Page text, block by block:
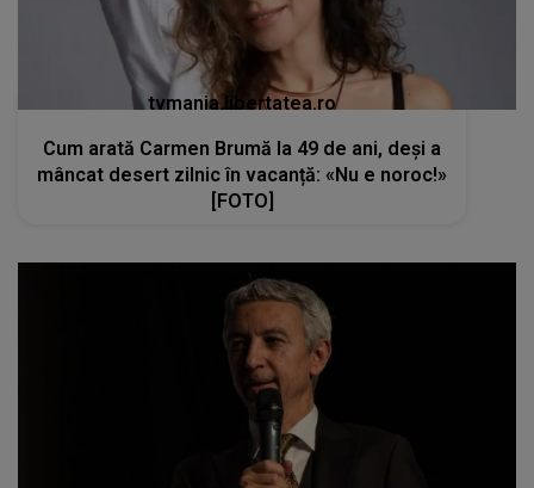
tvmania.libertatea.ro
Cum arată Carmen Brumă la 49 de ani, deși a
mâncat desert zilnic în vacanță: «Nu e noroc!»
[FOTO]